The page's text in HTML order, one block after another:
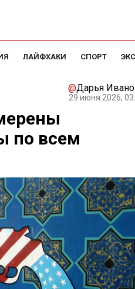
ЛАЙФХАКИ СПОРТ
@Дарья
29 июня 2026,
по всем